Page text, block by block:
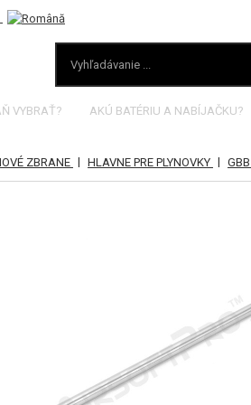
VYBRAŤ? AKÚ BATÉRIU A NABÍJAČKU?
ZBRANE | HLAVNE PRE PLYNOVKY |